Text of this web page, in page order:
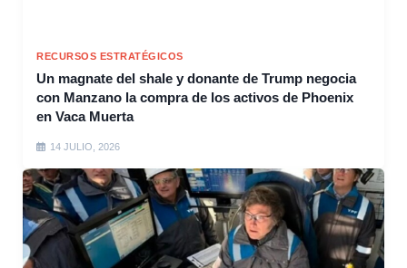
RECURSOS ESTRATÉGICOS
Un magnate del shale y donante de Trump negocia
con Manzano la compra de los activos de Phoenix
en Vaca Muerta
14 JULIO, 2026